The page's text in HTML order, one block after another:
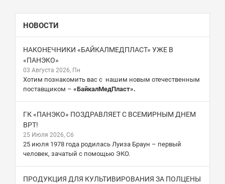
НОВОСТИ
НАКОНЕЧНИКИ «БАЙКАЛМЕДПЛАСТ» УЖЕ В
«ПАНЭКО»
03 Августа 2026, Пн
Хотим познакомить вас с нашим новым отечественным
поставщиком – «БайкалМедПласт».
ГК «ПАНЭКО» ПОЗДРАВЛЯЕТ С ВСЕМИРНЫМ ДНЕМ
ВРТ!
25 Июля 2026, Сб
25 июля 1978 года родилась Луиза Браун – первый
человек, зачатый с помощью ЭКО.
ПРОДУКЦИЯ ДЛЯ КУЛЬТИВИРОВАНИЯ ЗА ПОЛЦЕНЫ